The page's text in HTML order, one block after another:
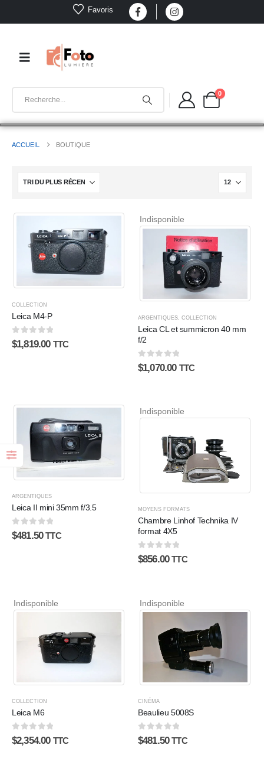
Favoris
0
ACCUEIL BOUTIQUE
COLLECTION
Leica M4-P
0sur 5
$1,819.00 TTC
Indisponible
ARGENTIQUES COLLECTION
Leica CL et summicron 40 mm
f/2
0sur 5
$1,070.00 TTC
ARGENTIQUES
Leica II mini 35mm f/3.5
0sur 5
$481.50 TTC
Indisponible
MOYENS FORMATS
Chambre Linhof Technika IV
format 4X5
0sur 5
$856.00 TTC
Indisponible
COLLECTION
Leica M6
0sur 5
$2,354.00 TTC
Indisponible
CINÉMA
Beaulieu 5008S
0sur 5
$481.50 TTC